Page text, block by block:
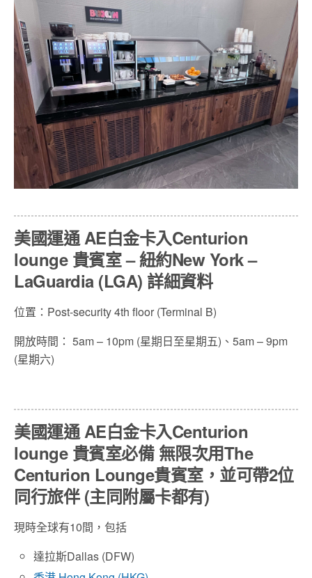
美國運通 AE白金卡入Centurion
lounge 貴賓室 – 紐約New York –
LaGuardia (LGA) 詳細資料
位置：Post-security 4th floor (Terminal B)
開放時間： 5am – 10pm (星期日至星期五)、5am – 9pm
(星期六)
美國運通 AE白金卡入Centurion
lounge 貴賓室必備 無限次用The
Centurion Lounge貴賓室，並可帶2位
同行旅伴 (主同附屬卡都有)
現時全球有10間，包括
達拉斯Dallas (DFW)